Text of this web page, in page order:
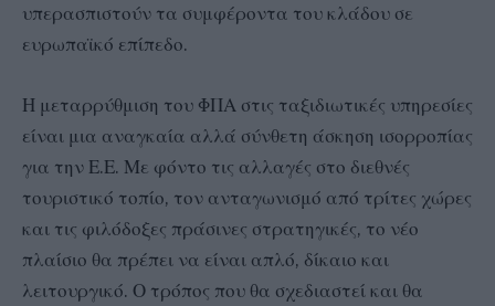
υπερασπιστούν τα συμφέροντα του κλάδου σε
ευρωπαϊκό επίπεδο.
Η μεταρρύθμιση του ΦΠΑ στις ταξιδιωτικές υπηρεσίες
είναι μια αναγκαία αλλά σύνθετη άσκηση ισορροπίας
για την Ε.Ε. Με φόντο τις αλλαγές στο διεθνές
τουριστικό τοπίο, τον ανταγωνισμό από τρίτες χώρες
και τις φιλόδοξες πράσινες στρατηγικές, το νέο
πλαίσιο θα πρέπει να είναι απλό, δίκαιο και
λειτουργικό. Ο τρόπος που θα σχεδιαστεί και θα